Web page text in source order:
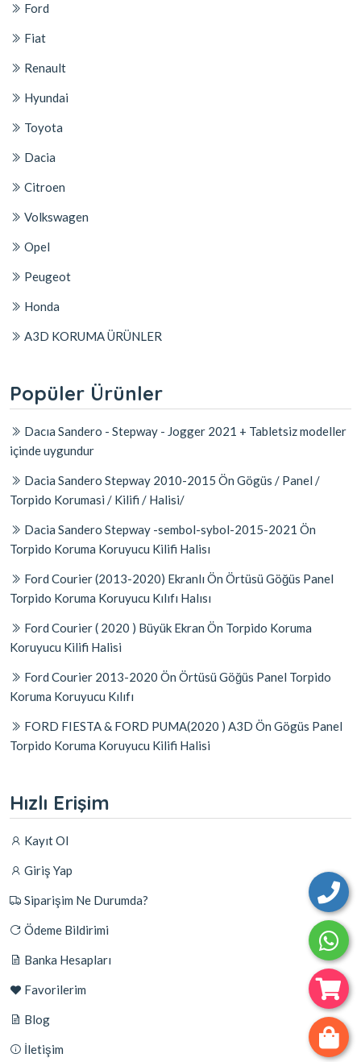
Ford
Fiat
Renault
Hyundai
Toyota
Dacia
Citroen
Volkswagen
Opel
Peugeot
Honda
A3D KORUMA ÜRÜNLER
Popüler Ürünler
Dacıa Sandero - Stepway - Jogger 2021 + Tabletsiz modeller
içinde uygundur
Dacia Sandero Stepway 2010-2015 Ön Gögüs / Panel /
Torpido Korumasi / Kilifi / Halisi/
Dacia Sandero Stepway -sembol-sybol-2015-2021 Ön
Torpido Koruma Koruyucu Kilifi Halisı
Ford Courier (2013-2020) Ekranlı Ön Örtüsü Göğüs Panel
Torpido Koruma Koruyucu Kılıfı Halısı
Ford Courier ( 2020 ) Büyük Ekran Ön Torpido Koruma
Koruyucu Kilifi Halisi
Ford Courier 2013-2020 Ön Örtüsü Göğüs Panel Torpido
Koruma Koruyucu Kılıfı
FORD FIESTA & FORD PUMA(2020 ) A3D Ön Gögüs Panel
Torpido Koruma Koruyucu Kilifi Halisi
Hızlı Erişim
Kayıt Ol
Giriş Yap
Siparişim Ne Durumda?
Ödeme Bildirimi
Banka Hesapları
Favorilerim
Blog
İletişim